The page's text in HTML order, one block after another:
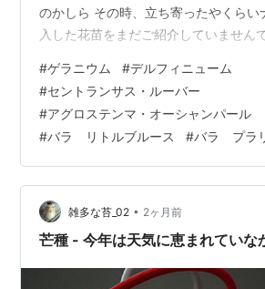
のかしら その時、立ち寄ったやくらい
入した花苗をまだご紹介していません
手前の子がパガンパープルです 昨年も
ムを育てましたが、1本は強風で折れて
は夏を越せることができませんでした
が、リベンジで購入することに決めま
し込む半日蔭に植えました 昨年はバラ
て、もう少し日当た…
#ゲラニウム #デルフィニューム
#セントランサス・ルーバー
#アグロステンマ・オーシャンパール
#バラ リトルブルース #バラ プラ
雑多な苔_02 • 2ヶ月前
芒種 - 今年は天気に恵まれていな